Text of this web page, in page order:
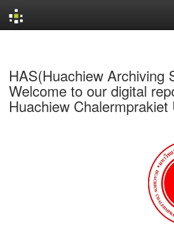
HAS(Huachiew Archiving
Welcome to our digital
Huachiew Chalermprakiet